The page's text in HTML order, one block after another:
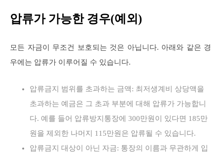
압류가 가능한 경우(예외)
모든 자금이 무조건 보호되는 것은 아닙니다. 아래와 같은 경
우에는 압류가 이루어질 수 있습니다.
압류금지 범위를 초과하는 금액: 최저생계비 상당액을
초과하는 예금은 그 초과 부분에 대해 압류가 가능합니
다. 예를 들어 압류방지통장에 300만원이 있다면 185만
원을 제외한 나머지 115만원은 압류될 수 있습니다.
압류금지 대상이 아닌 자금: 통장의 이름과 무관하게 입